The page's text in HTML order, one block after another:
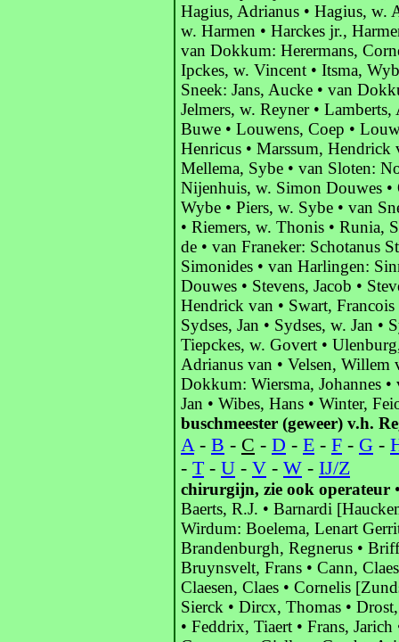
Hagius, Adrianus • Hagius, w.
w. Harmen • Harckes jr.,
van Dokkum: Herermans,
Ipckes, w. Vincent • Itsma,
Sneek: Jans, Aucke • van
Jelmers, w. Reyner •
Buwe • Louwens, Coep •
Henricus • Marssum, Hendrick
Mellema, Sybe • van Sloten:
Nijenhuis, w. Simon Douwes
Wybe • Piers, w. Sybe • van
• Riemers, w. Thonis • Runia,
de • van Franeker: Schotanus
Simonides • van Harlingen:
Douwes • Stevens, Jacob •
Hendrick van • Swart, Francois
Sydses, Jan • Sydses, w. Jan •
Tiepckes, w. Govert •
Adrianus van • Velsen, Willem
Dokkum: Wiersma, Johannes
Jan • Wibes, Hans • Winter,
buschmeester (geweer) v.h.
A - B - C - D - E - F - G -
- T - U - V - W - IJ/Z
chirurgijn, zie ook operateur
Baerts, R.J. • Barnardi
Wirdum: Boelema, Lenart
Brandenburgh, Regnerus •
Bruynsvelt, Frans • Cann,
Claesen, Claes • Cornelis
Sierck • Dircx, Thomas •
• Feddrix, Tiaert • Frans,